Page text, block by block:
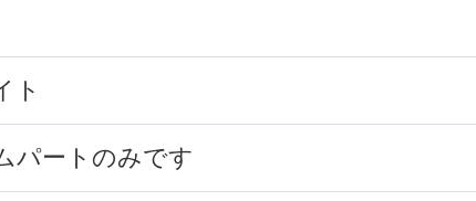
ト
パートのみです